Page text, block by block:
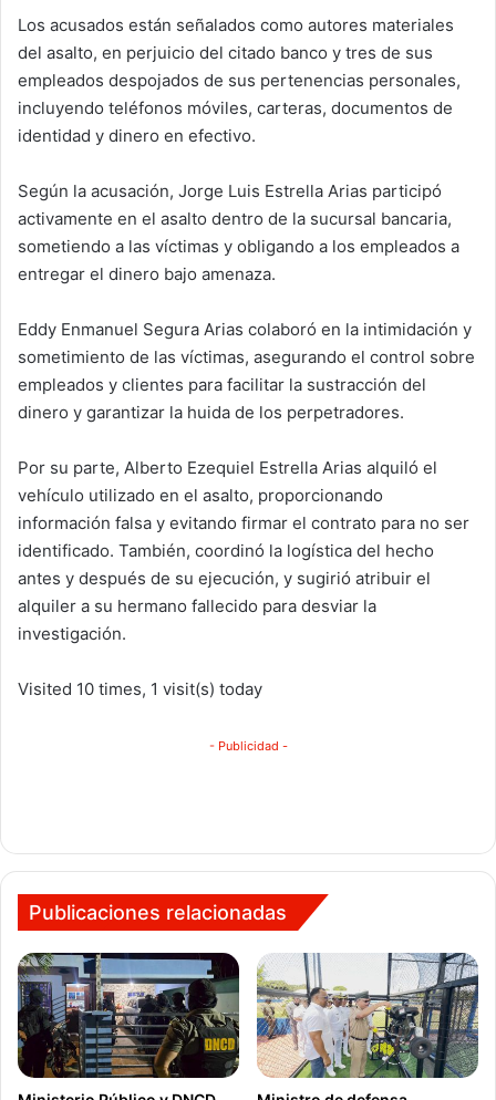
Los acusados están señalados como autores materiales
del asalto, en perjuicio del citado banco y tres de sus
empleados despojados de sus pertenencias personales,
incluyendo teléfonos móviles, carteras, documentos de
identidad y dinero en efectivo.
Según la acusación, Jorge Luis Estrella Arias participó
activamente en el asalto dentro de la sucursal bancaria,
sometiendo a las víctimas y obligando a los empleados a
entregar el dinero bajo amenaza.
Eddy Enmanuel Segura Arias colaboró en la intimidación y
sometimiento de las víctimas, asegurando el control sobre
empleados y clientes para facilitar la sustracción del
dinero y garantizar la huida de los perpetradores.
Por su parte, Alberto Ezequiel Estrella Arias alquiló el
vehículo utilizado en el asalto, proporcionando
información falsa y evitando firmar el contrato para no ser
identificado. También, coordinó la logística del hecho
antes y después de su ejecución, y sugirió atribuir el
alquiler a su hermano fallecido para desviar la
investigación.
Visited 10 times, 1 visit(s) today
- Publicidad -
Publicaciones relacionadas